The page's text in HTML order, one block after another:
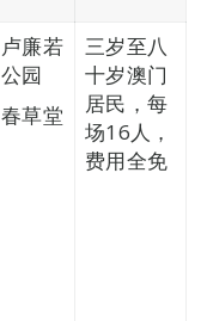
卢廉若
公园
春草堂
三岁至八
十岁澳门
居民，每
场16人，
费用全免